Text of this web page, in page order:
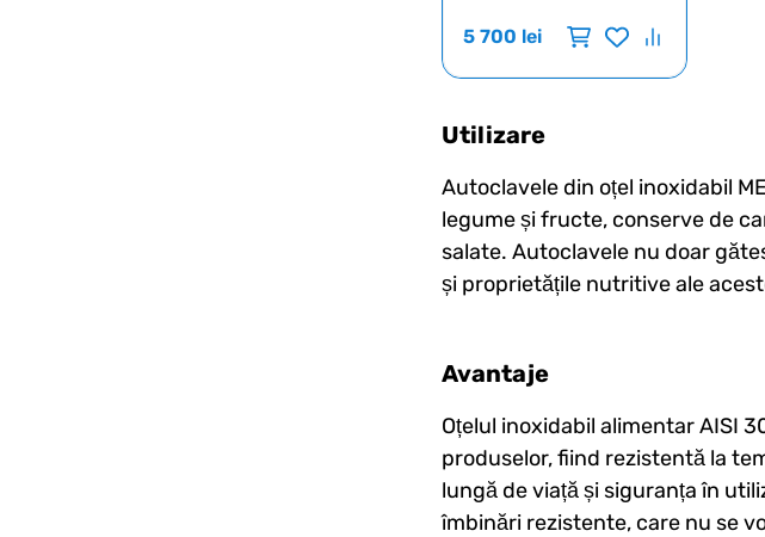
5 700 lei
Utilizare
Autoclavele din oțel inoxidabil
legume și fructe, conserve de
salate. Autoclavele nu doar
și proprietățile nutritive ale
Avantaje
Oțelul inoxidabil alimentar AISI
produselor, fiind rezistentă la
lungă de viață și siguranța în
îmbinări rezistente, care nu se